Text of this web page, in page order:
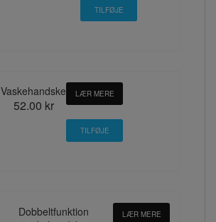
Vaskehandske
52.00 kr
LÆR MERE
Dobbeltfunktion
LÆR MERE